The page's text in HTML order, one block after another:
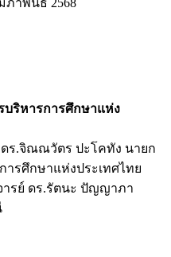
ภาพันธ์ 2568
ริหารการศึกษาแห่ง
ร.จิณณวัตร ปะโคทัง นายก
รศึกษาแห่งประเทศไทย
ารย์ ดร.รัตนะ ปัญญาภา